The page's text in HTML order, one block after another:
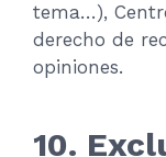
tema…),
derecho de
opiniones.
10.